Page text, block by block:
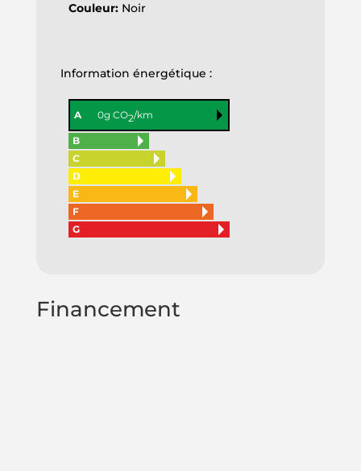
Couleur:Noir
Information énergétique :
A 0g CO2/km
B
C
D
E
F
G
Financement